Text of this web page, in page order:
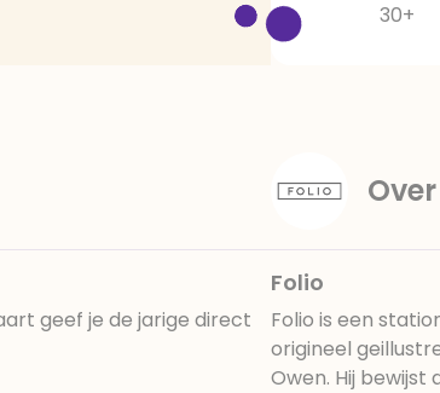
30+
geef je de jarige direct
Folio
Folio is een
origineel
Owen. Hij bewijst